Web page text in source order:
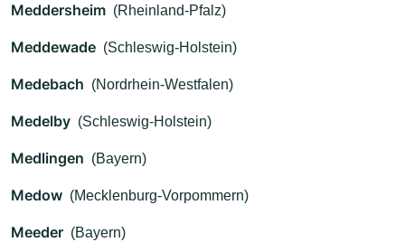
Meddersheim (Rheinland-Pfalz)
Meddewade (Schleswig-Holstein)
Medebach (Nordrhein-Westfalen)
Medelby (Schleswig-Holstein)
Medlingen (Bayern)
Medow (Mecklenburg-Vorpommern)
Meeder (Bayern)